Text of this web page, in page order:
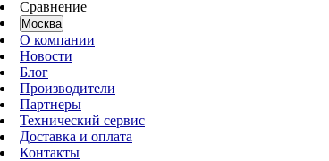
Сравнение
Москва
О компании
Новости
Блог
Производители
Партнеры
Технический сервис
Доставка и оплата
Контакты